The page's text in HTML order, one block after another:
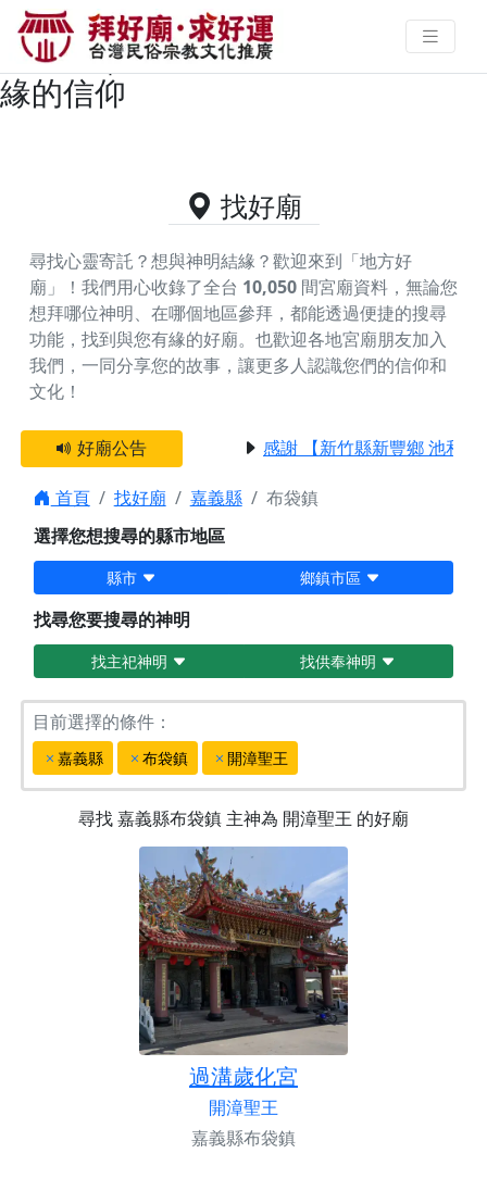
嘉義縣布袋鎮主神為開漳聖王的好
廟資料｜拜好廟求好運 找到與您有
緣的信仰
找好廟
尋找心靈寄託？想與神明結緣？歡迎來到「地方好
廟」！我們用心收錄了全台 10,050 間宮廟資料，無論您
想拜哪位神明、在哪個地區參拜，都能透過便捷的搜尋
功能，找到與您有緣的好廟。 也歡迎各地宮廟朋友加入
我們，一同分享您的故事，讓更多人認識您們的信仰和
文化！
好廟公告 感謝 【新竹縣新豐鄉 池和
首頁 找好廟 嘉義縣
布袋鎮
選擇您想搜尋的縣市地區
縣市 鄉鎮市區
找尋您要搜尋的神明
找主祀神明 找供奉神明
目前選擇的條件：
嘉義縣 布袋鎮 開漳聖王
尋找嘉義縣布袋鎮 主神為 開漳聖王 的好廟
過溝歲化宮
開漳聖王
嘉義縣布袋鎮